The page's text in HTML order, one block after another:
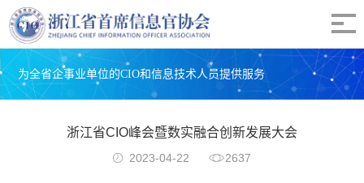
为全省企事业单位的CIO和信息技术人员提供服务
浙江省CIO峰会暨数实融合创新发展大会
2023-04-22 2637